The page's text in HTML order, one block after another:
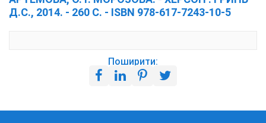
Д.С., 2014. - 260 С. - ISBN 978-617-7243-10-5
Поширити: